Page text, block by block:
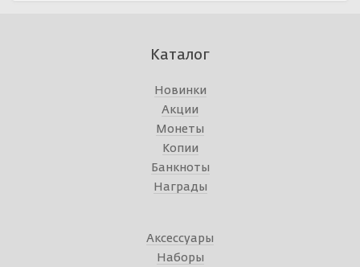
Каталог
Новинки
Акции
Монеты
Копии
Банкноты
Награды
Аксессуары
Наборы